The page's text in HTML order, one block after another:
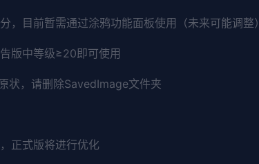
，目前暂需通过涂鸦功能面板使用（未来可能调整）
版中等级≥20即可使用
状，请删除SavedImage文件夹
正式版将进行优化